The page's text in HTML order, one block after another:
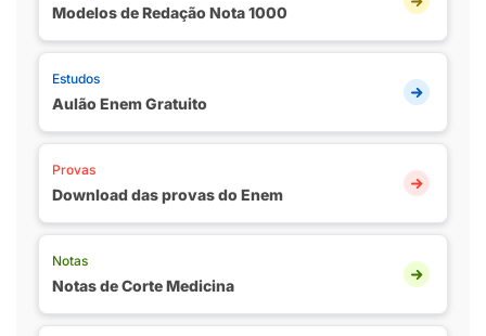
Modelos de Redação Nota 1000
Estudos
Aulão Enem Gratuito
Provas
Download das provas do Enem
Notas
Notas de Corte Medicina